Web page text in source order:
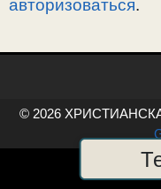
авторизоваться.
© 2026